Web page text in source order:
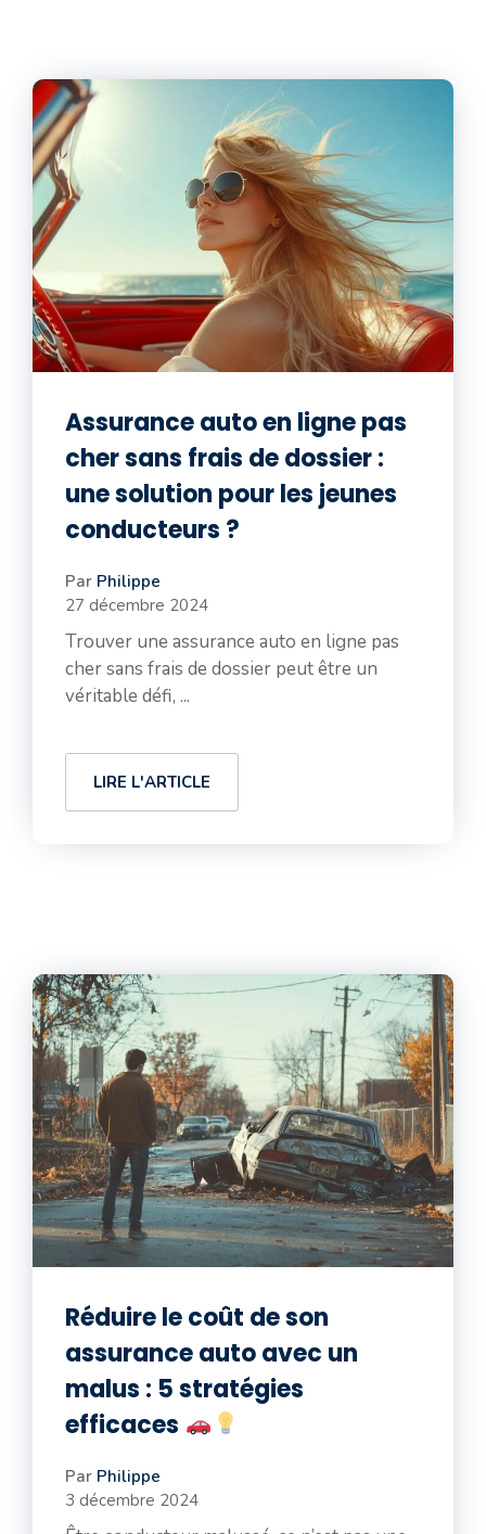
Assurance auto en ligne pas
cher sans frais de dossier :
une solution pour les jeunes
conducteurs ?
Par Philippe
27 décembre 2024
Trouver une assurance auto en ligne pas
cher sans frais de dossier peut être un
véritable défi, ...
LIRE L'ARTICLE
Réduire le coût de son
assurance auto avec un
malus : 5 stratégies
efficaces
Par Philippe
3 décembre 2024